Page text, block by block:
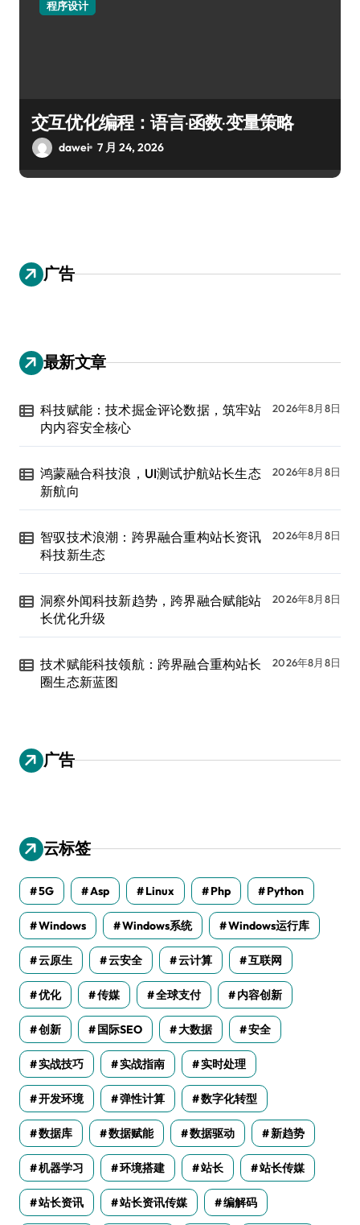
程序设计
交互优化编程：语言·函数·变量策略
dawei 7 月 24, 2026
广告
最新文章
科技赋能：技术掘金评论数据，筑牢站
内内容安全核心
2026年8月8日
鸿蒙融合科技浪，UI测试护航站长生态
新航向
2026年8月8日
智驭技术浪潮：跨界融合重构站长资讯
科技新生态
2026年8月8日
洞察外闻科技新趋势，跨界融合赋能站
长优化升级
2026年8月8日
技术赋能科技领航：跨界融合重构站长
圈生态新蓝图
2026年8月8日
广告
云标签
5G Asp Linux Php Python
Windows Windows系统 Windows运行库
云原生 云安全 云计算 互联网
优化 传媒 全球支付 内容创新
创新 国际SEO 大数据 安全
实战技巧 实战指南 实时处理
开发环境 弹性计算 数字化转型
数据库 数据赋能 数据驱动 新趋势
机器学习 环境搭建 站长 站长传媒
站长资讯 站长资讯传媒 编解码